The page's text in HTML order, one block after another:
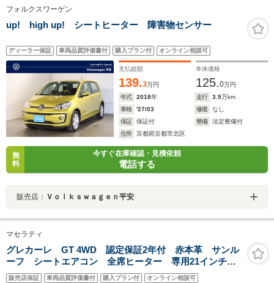
フォルクスワーゲン
up! high up! シートヒーター 障害物センサー
ディーラー保証 車両品質評価書付 購入プラン付 オンライン相談可
支払総額
139.3万円
本体価格
125.0万円
年式
2018年 走行 3.9万km
車検
'27/03 修復
なし
保証
保証付 整備
法定整備付
住所
京都府京都市北区
無
料
今すぐ在庫確認・見積依頼
電話する
販売店： Ｖｏｌｋｓｗａｇｅｎ平安
マセラティ
グレカーレ GT 4WD 認定保証2年付 赤本革 サンル
ーフ シートエアコン 全席ヒーター 専用21インチア
ルミ 後部座席エアコン調整 ハンドルヒーター スカ
販売店保証 車両品質評価書付 購入プラン付 オンライン相談可